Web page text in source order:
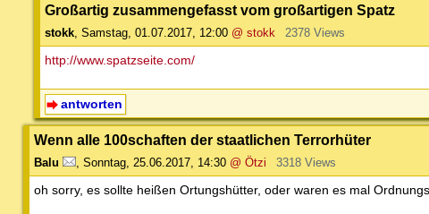
Großartig zusammengefasst vom großartigen Spatz
stokk Samstag, 01.07.2017, 12:00 @ stokk 2378 Views
http://www.spatzseite.com/
antworten
Wenn alle 100schaften der staatlichen Terrorhüter
Balu Sonntag, 25.06.2017, 14:30 @ Ötzi 3318 Views
oh sorry, es sollte heißen Ortungshütter, oder waren es mal